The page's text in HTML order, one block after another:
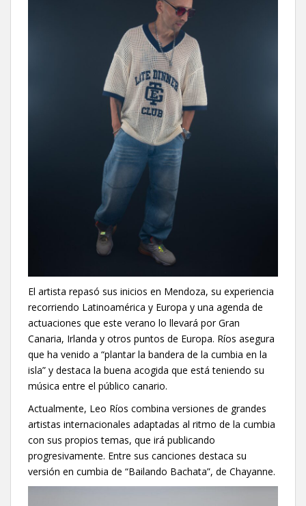
El artista repasó sus inicios en Mendoza, su experiencia
recorriendo Latinoamérica y Europa y una agenda de
actuaciones que este verano lo llevará por Gran
Canaria, Irlanda y otros puntos de Europa. Ríos asegura
que ha venido a “plantar la bandera de la cumbia en la
isla” y destaca la buena acogida que está teniendo su
música entre el público canario.
Actualmente, Leo Ríos combina versiones de grandes
artistas internacionales adaptadas al ritmo de la cumbia
con sus propios temas, que irá publicando
progresivamente. Entre sus canciones destaca su
versión en cumbia de “Bailando Bachata”, de Chayanne.